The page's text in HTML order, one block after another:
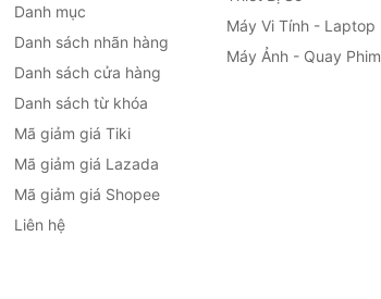
Danh mục
Danh sách nhãn hàng
Danh sách cửa hàng
Danh sách từ khóa
Mã giảm giá Tiki
Mã giảm giá Lazada
Mã giảm giá Shopee
Liên hệ
Máy Vi Tính - Laptop
Máy Ảnh - Quay Phim